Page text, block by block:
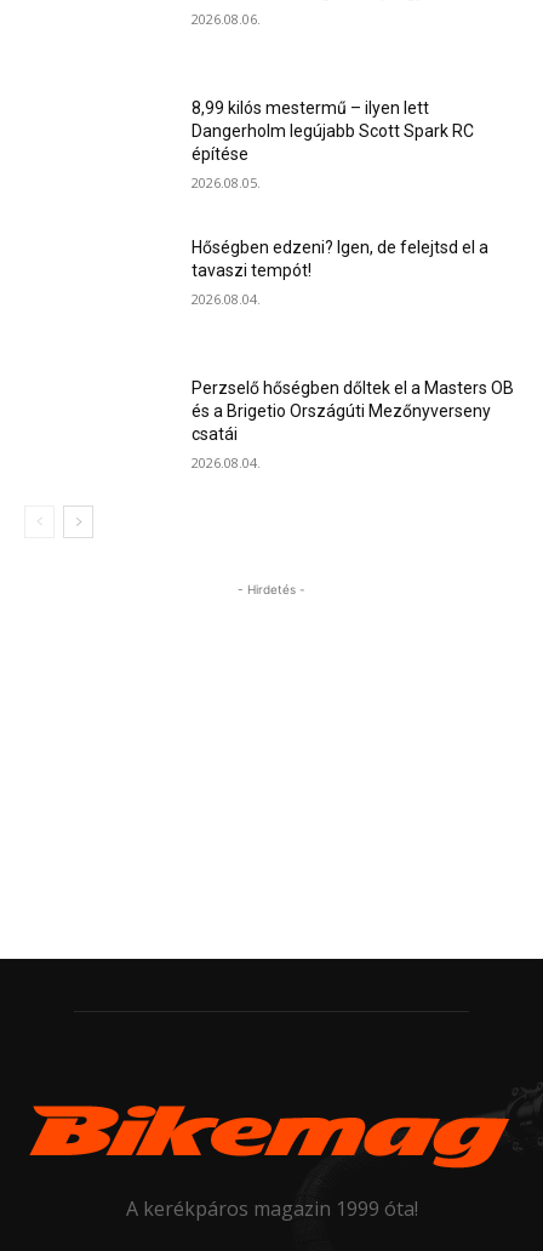
2026.08.06.
8,99 kilós mestermű – ilyen lett
Dangerholm legújabb Scott Spark RC
építése
2026.08.05.
Hőségben edzeni? Igen, de felejtsd el a
tavaszi tempót!
2026.08.04.
Perzselő hőségben dőltek el a Masters OB
és a Brigetio Országúti Mezőnyverseny
csatái
2026.08.04.
- Hirdetés -
A kerékpáros magazin 1999 óta!